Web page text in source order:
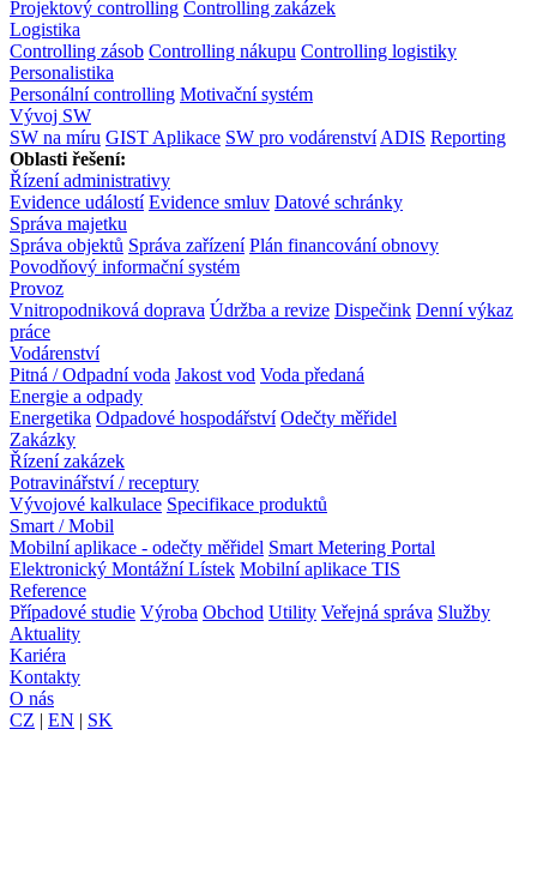
Projektový controlling Controlling zakázek
Logistika
Controlling zásob Controlling nákupu Controlling logistiky
Personalistika
Personální controlling Motivační systém
Vývoj SW
SW na míru GIST Aplikace SW pro vodárenství ADIS Reporting
Oblasti řešení:
Řízení administrativy
Evidence událostí Evidence smluv Datové schránky
Správa majetku
Správa objektů Správa zařízení Plán financování obnovy
Povodňový informační systém
Provoz
Vnitropodniková doprava Údržba a revize Dispečink Denní výkaz
práce
Vodárenství
Pitná / Odpadní voda Jakost vod Voda předaná
Energie a odpady
Energetika Odpadové hospodářství Odečty měřidel
Zakázky
Řízení zakázek
Potravinářství / receptury
Vývojové kalkulace Specifikace produktů
Smart / Mobil
Mobilní aplikace - odečty měřidel Smart Metering Portal
Elektronický Montážní Lístek Mobilní aplikace TIS
Reference
Případové studie Výroba Obchod Utility Veřejná správa Služby
Aktuality
Kariéra
Kontakty
O nás
CZ | EN | SK